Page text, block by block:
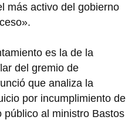
más activo del gobierno
es la de la
del gremio de
que analiza la
por incumplimiento de
público al ministro Bastos